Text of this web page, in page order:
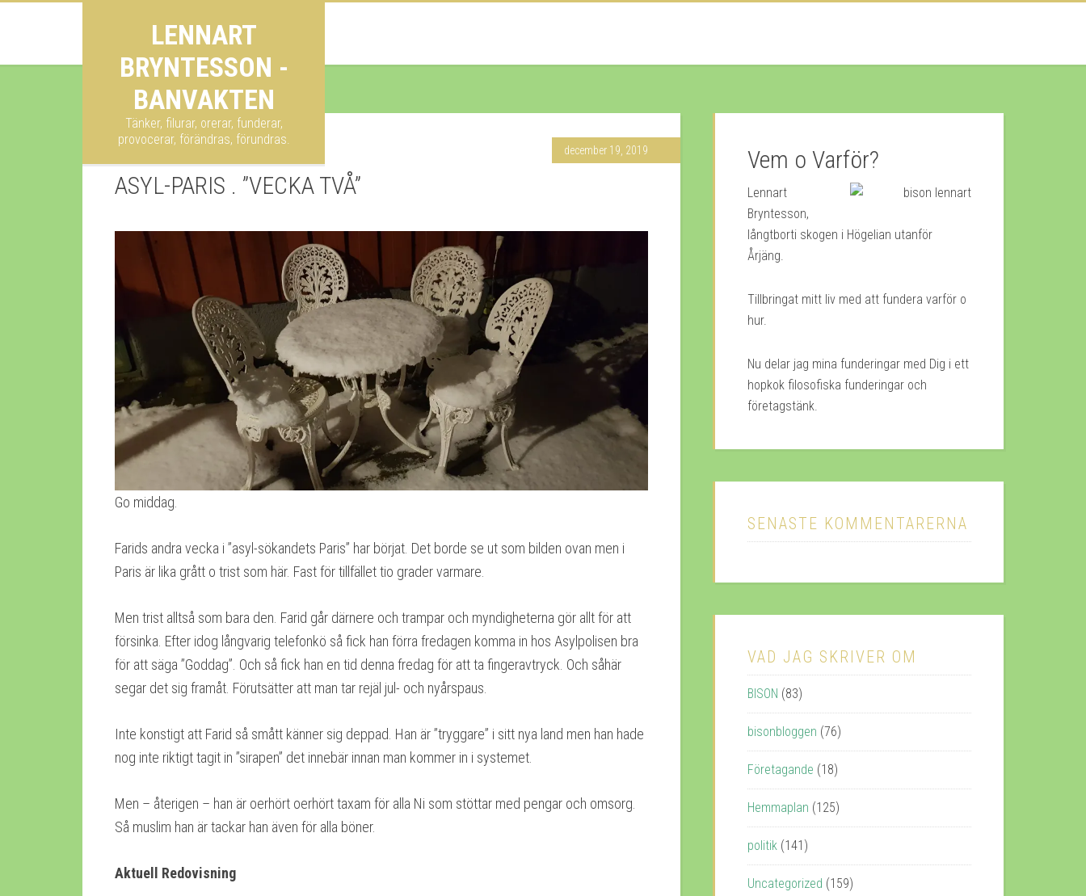
LENNART
BRYNTESSON -
BANVAKTEN
Tänker, filurar, orerar, funderar,
provocerar, förändras, förundras.
december 19, 2019
ASYL-PARIS . ”VECKA TVÅ”
Go middag.
Farids andra vecka i ”asyl-sökandets Paris” har börjat. Det borde se ut som bilden ovan men i
Paris är lika grått o trist som här. Fast för tillfället tio grader varmare.
Men trist alltså som bara den. Farid går därnere och trampar och myndigheterna gör allt för att
försinka. Efter idog långvarig telefonkö så fick han förra fredagen komma in hos Asylpolisen bra
för att säga ”Goddag”. Och så fick han en tid denna fredag för att ta fingeravtryck. Och såhär
segar det sig framåt. Förutsätter att man tar rejäl jul- och nyårspaus.
Inte konstigt att Farid så smått känner sig deppad. Han är ”tryggare” i sitt nya land men han hade
nog inte riktigt tagit in ”sirapen” det innebär innan man kommer in i systemet.
Men – återigen – han är oerhört oerhört taxam för alla Ni som stöttar med pengar och omsorg.
Så muslim han är tackar han även för alla böner.
Aktuell Redovisning
Vem o Varför?
Lennart
Bryntesson,
långtborti skogen i Högelian utanför
Årjäng.
Tillbringat mitt liv med att fundera varför o
hur.
Nu delar jag mina funderingar med Dig i ett
hopkok filosofiska funderingar och
företagstänk.
SENASTE KOMMENTARERNA
VAD JAG SKRIVER OM
BISON (83)
bisonbloggen (76)
Företagande (18)
Hemmaplan (125)
politik (141)
Uncategorized (159)